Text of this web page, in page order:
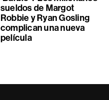
sueldos de Margot
Robbie y Ryan Gosling
complican una nueva
película